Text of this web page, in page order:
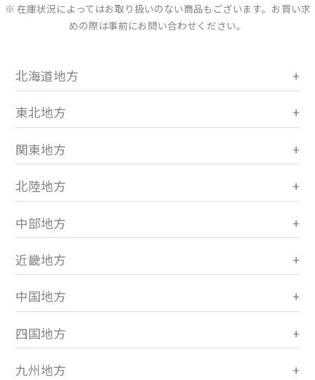
※ 在庫状況によってはお取り扱いのない商品もございます。お買い求
めの際は事前にお問い合わせください。
北海道地方
東北地方
関東地方
北陸地方
中部地方
近畿地方
中国地方
四国地方
九州地方